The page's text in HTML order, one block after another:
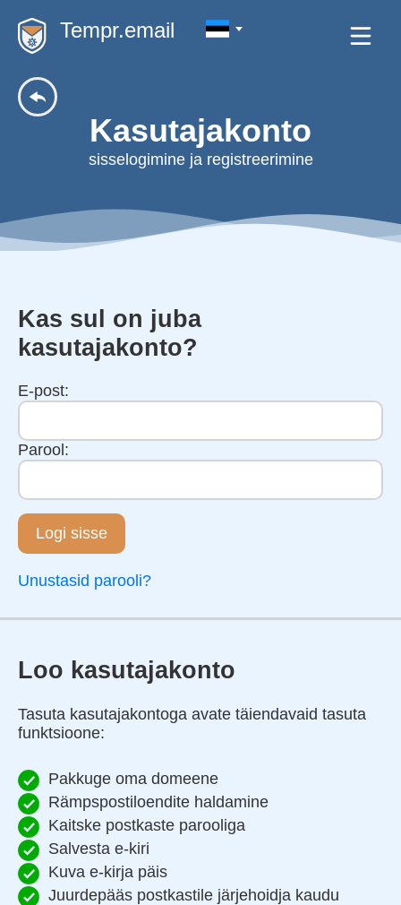
Tempr.email
Kasutajakonto
sisselogimine ja registreerimine
Kas sul on juba
kasutajakonto?
E-post:
Parool:
Logi sisse
Unustasid parooli?
Loo kasutajakonto
Tasuta kasutajakontoga avate täiendavaid tasuta
funktsioone:
Pakkuge oma domeene
Rämpspostiloendite haldamine
Kaitske postkaste parooliga
Salvesta e-kiri
Kuva e-kirja päis
Juurdepääs postkastile järjehoidja kaudu